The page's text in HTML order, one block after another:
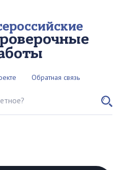
Обратная связь